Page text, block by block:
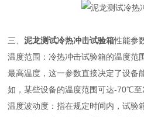
三、泥龙测试冷热冲击试验箱性能参
温度范围：冷热冲击试验箱的温度范
最高温度，这一参数直接决定了设备
如，某些设备的温度范围可达-70℃至
温度波动度：指在规定时间内，试验